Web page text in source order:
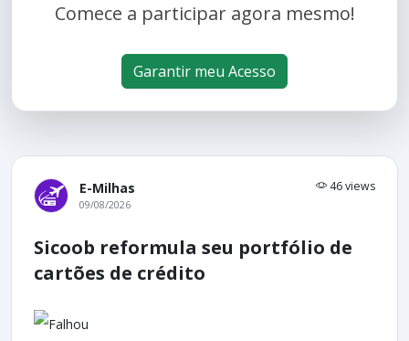
Comece a participar agora mesmo!
Garantir meu Acesso
E-Milhas 46 views
09/08/2026
Sicoob reformula seu portfólio de
cartões de crédito